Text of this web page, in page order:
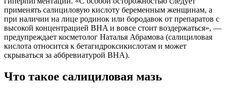
применять салициловую кислоту беременным женщинам, а
при наличии на лице родинок или бородавок от препаратов с
высокой концентрацией BHA и вовсе стоит воздержаться», —
предупреждает косметолог Наталья Абрамова (салициловая
кислота относится к бетагидроксикислотам и может
скрываться за аббревиатурой BHA).
Что такое салициловая мазь